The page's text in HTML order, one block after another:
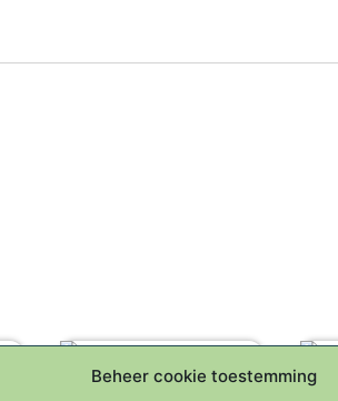
Beheer cookie toestemming
Bedruipspuit RVS